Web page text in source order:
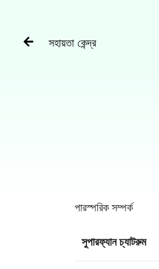

সহায়তা কেন্দ্র
পারস্পরিক সম্পর্ক
সুপারফ্যান চ্যাটরুম